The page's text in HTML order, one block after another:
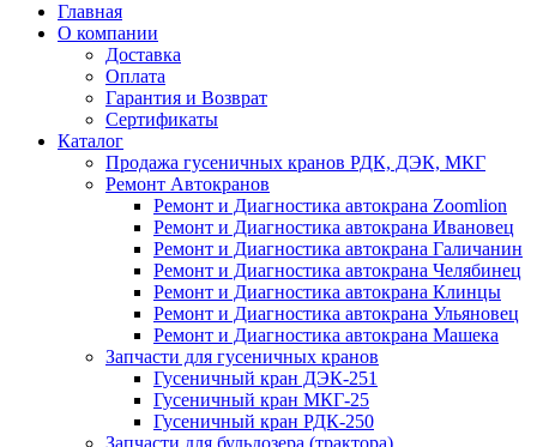
Главная
О компании
Доставка
Оплата
Гарантия и Возврат
Сертификаты
Каталог
Продажа гусеничных кранов РДК, ДЭК, МКГ
Ремонт Автокранов
Ремонт и Диагностика автокрана Zoomlion
Ремонт и Диагностика автокрана Ивановец
Ремонт и Диагностика автокрана Галичанин
Ремонт и Диагностика автокрана Челябинец
Ремонт и Диагностика автокрана Клинцы
Ремонт и Диагностика автокрана Ульяновец
Ремонт и Диагностика автокрана Машека
Запчасти для гусеничных кранов
Гусеничный кран ДЭК-251
Гусеничный кран МКГ-25
Гусеничный кран РДК-250
Запчасти для бульдозера (трактора)